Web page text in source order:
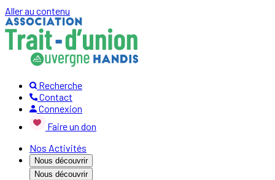
Aller au contenu
Recherche
Contact
Connexion
Faire un don
Nos Activités
Nous découvrir
Nous découvrir